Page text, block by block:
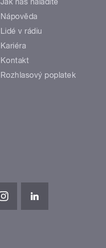
Nápověda
Lidé v rádiu
Kariéra
Kontakt
Rozhlasový poplatek